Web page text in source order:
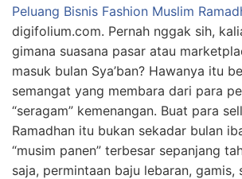
Peluang Bisnis Fashion Muslim
digifolium.com. Pernah nggak sih,
gimana suasana pasar atau
masuk bulan Sya’ban? Hawanya itu
semangat yang membara dari para
“seragam” kemenangan. Buat para
Ramadhan itu bukan sekadar bulan
“musim panen” terbesar sepanjang
saja, permintaan baju lebaran, gamis,